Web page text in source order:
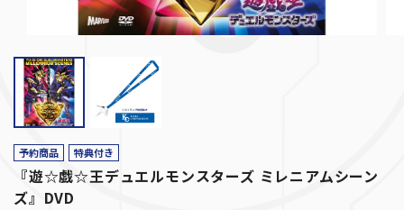
予約商品 特典付き
『遊☆戯☆王デュエルモンスターズ ミレニアムシーン
ズ』DVD